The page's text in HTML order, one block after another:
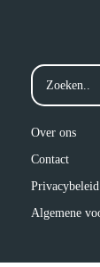
Over ons
Contact
Privacybeleid
Algemene